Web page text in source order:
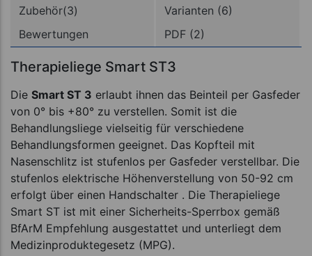
Zubehör(3)
Varianten (6)
Bewertungen
PDF (2)
Therapieliege Smart ST3
Die Smart ST 3 erlaubt ihnen das Beinteil per Gasfeder
von 0° bis +80° zu verstellen. Somit ist die
Behandlungsliege vielseitig für verschiedene
Behandlungsformen geeignet. Das Kopfteil mit
Nasenschlitz ist stufenlos per Gasfeder verstellbar. Die
stufenlos elektrische Höhenverstellung von 50-92 cm
erfolgt über einen Handschalter . Die Therapieliege
Smart ST ist mit einer Sicherheits-Sperrbox gemäß
BfArM Empfehlung ausgestattet und unterliegt dem
Medizinproduktegesetz (MPG).